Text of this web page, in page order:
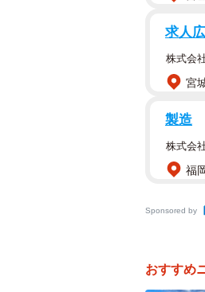
乗用車を
ご リミテ
求人
株式会
宮
製造
株式会
福
Sponsored by
おすすめ